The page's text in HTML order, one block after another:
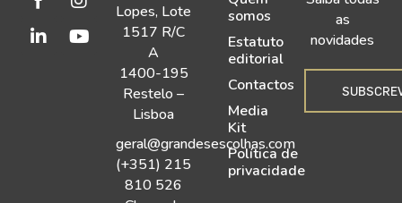
Lopes, Lote
1517 R/C
A
1400-195
Restelo –
Lisboa
geral@grandesescolhas.com
(+351) 215
810 526
somos
Estatuto
editorial
Contactos
Media
Kit
Política de
privacidade
as
novidades